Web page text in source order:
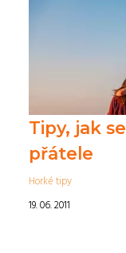
Tipy, jak
přátele
Horké tipy
19. 06. 2011